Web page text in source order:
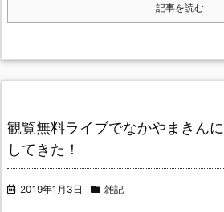
記事を読む
観覧無料ライブでなかやまきん
してきた！
2019年1月3日 雑記